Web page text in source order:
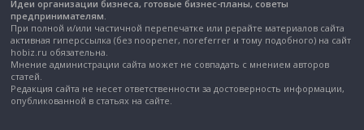
Идеи организации бизнеса, готовые бизнес-планы, советы
предпринимателям.
При полной и/или частичной перепечатке или рерайте материалов сайта
активная гиперссылка (без noopener, noreferrer и тому подобного) на сайт
hobiz.ru обязательна.
Мнение администрации сайта может не совпадать с мнением авторов
статей.
Редакция сайта не несет ответственности за достоверность информации,
опубликованной в статьях на сайте.